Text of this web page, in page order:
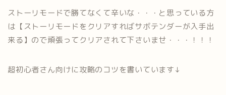
ストーリモードで勝てなくて辛いな・・・と思っている方
は【ストーリモードをクリアすればサボテンダーが入手出
来る】ので頑張ってクリアされて下さいませ・・・！！！
超初心者さん向けに攻略のコツを書いています↓